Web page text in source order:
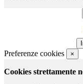
Preferenze cookies ×
Cookies strettamente